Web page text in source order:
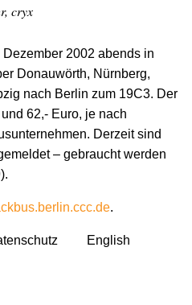
cryx
2002 abends in
Donauwörth, Nürnberg,
nach Berlin zum 19C3. Der
62,- Euro, je nach
Derzeit sind
– gebraucht werden
.
English